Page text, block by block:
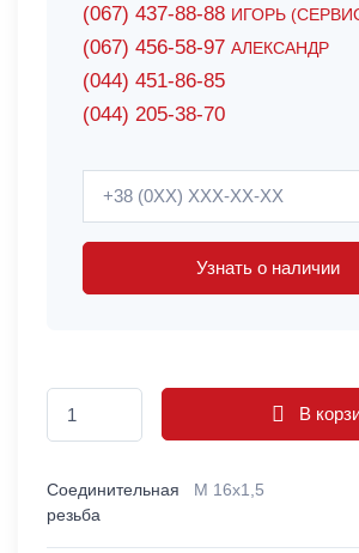
(067) 437-88-88 ИГОРЬ
(067) 456-58-97 АЛЕКСАНДР
(044) 451-86-85
(044) 205-38-70
Узнать о наличии
В
Соединительная
резьба
M 16x1,5